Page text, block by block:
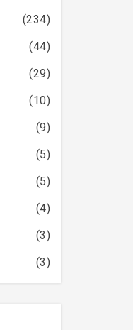
(234)
(44)
(29)
(10)
(9)
(5)
(5)
(4)
(3)
(3)